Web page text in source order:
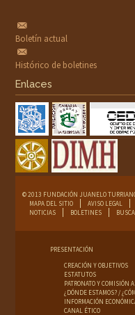
Boletín actual
Histórico de boletines
Enlaces
© 2013 FUNDACIÓN JUANELO TURRIANO.
MAPA DEL SITIO
AVISO LEGAL
NOTICIAS
BOLETINES
PRESENTACIÓN
CREACIÓN Y OBJETIVOS
ESTATUTOS
PATRONATO Y COMISIÓN
¿DÓNDE ESTAMOS? /
INFORMACIÓN
CANAL ÉTICO